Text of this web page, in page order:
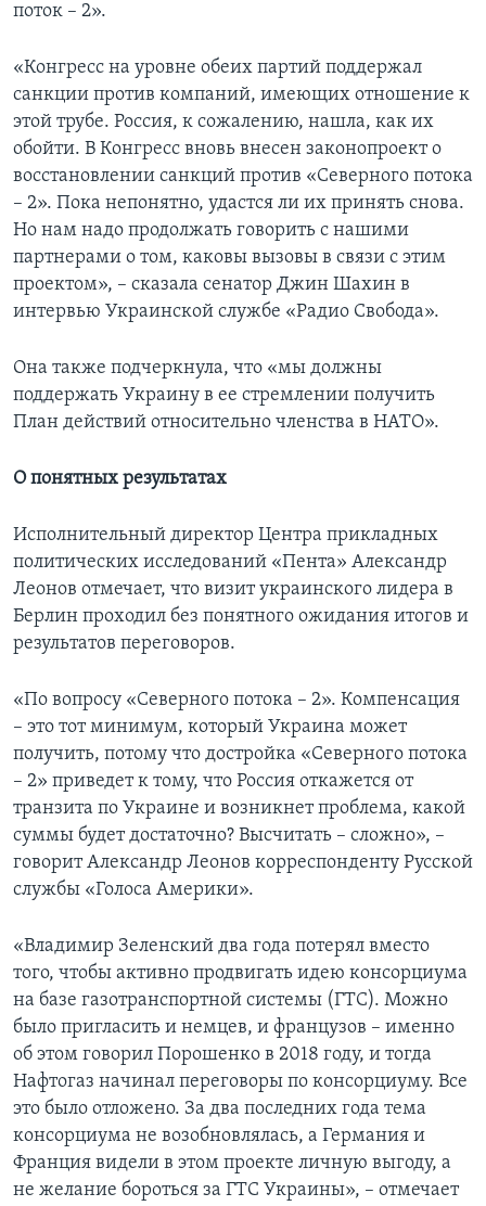
поток – 2».
«Конгресс на уровне обеих партий поддержал
санкции против компаний, имеющих отношение к
этой трубе. Россия, к сожалению, нашла, как их
обойти. В Конгресс вновь внесен законопроект о
восстановлении санкций против «Северного потока
– 2». Пока непонятно, удастся ли их принять снова.
Но нам надо продолжать говорить с нашими
партнерами о том, каковы вызовы в связи с этим
проектом», – сказала сенатор Джин Шахин в
интервью Украинской службе «Радио Свобода».
Она также подчеркнула, что «мы должны
поддержать Украину в ее стремлении получить
План действий относительно членства в НАТО».
О понятных результатах
Исполнительный директор Центра прикладных
политических исследований «Пента» Александр
Леонов отмечает, что визит украинского лидера в
Берлин проходил без понятного ожидания итогов и
результатов переговоров.
«По вопросу «Северного потока – 2». Компенсация
– это тот минимум, который Украина может
получить, потому что достройка «Северного потока
– 2» приведет к тому, что Россия откажется от
транзита по Украине и возникнет проблема, какой
суммы будет достаточно? Высчитать – сложно», –
говорит Александр Леонов корреспонденту Русской
службы «Голоса Америки».
«Владимир Зеленский два года потерял вместо
того, чтобы активно продвигать идею консорциума
на базе газотранспортной системы (ГТС). Можно
было пригласить и немцев, и французов – именно
об этом говорил Порошенко в 2018 году, и тогда
Нафтогаз начинал переговоры по консорциуму. Все
это было отложено. За два последних года тема
консорциума не возобновлялась, а Германия и
Франция видели в этом проекте личную выгоду, а
не желание бороться за ГТС Украины», – отмечает